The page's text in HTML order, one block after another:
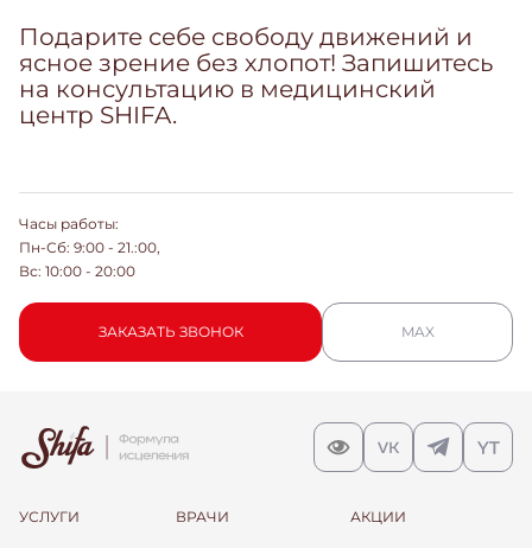
Подарите себе свободу движений и
ясное зрение без хлопот! Запишитесь
на консультацию в медицинский
центр SHIFA.
Часы работы:
Пн-Сб: 9:00 - 21.:00,
Вс: 10:00 - 20:00
ЗАКАЗАТЬ ЗВОНОК MAX
УСЛУГИ ВРАЧИ АКЦИИ